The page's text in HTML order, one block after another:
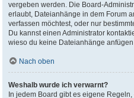
vergeben werden. Die Board-
erlaubt, Dateianhänge in dem Forum
verfassen möchtest, oder nur
Du kannst einen Administrator
wieso du keine Dateianhänge
Nach oben
Weshalb wurde ich verwarnt?
In jedem Board gibt es eigene